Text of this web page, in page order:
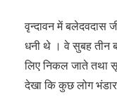
वृन्दावन में बलेदवदास
धनी थे । वे सुबह तीन
लिए निकल जाते तथा
देखा कि कुछ लोग